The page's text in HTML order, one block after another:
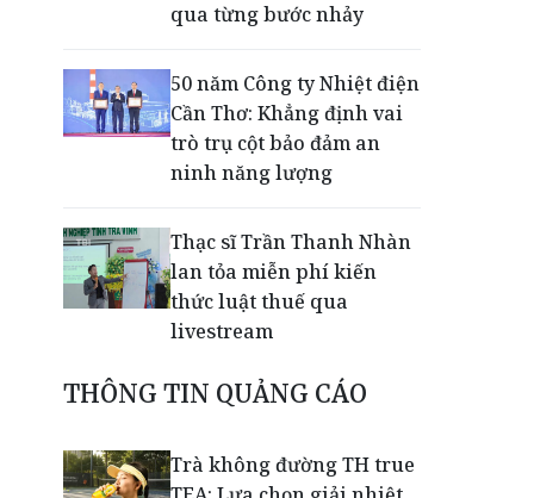
qua từng bước nhảy
50 năm Công ty Nhiệt điện
Cần Thơ: Khẳng định vai
trò trụ cột bảo đảm an
ninh năng lượng
Thạc sĩ Trần Thanh Nhàn
lan tỏa miễn phí kiến
thức luật thuế qua
livestream
Giải mã bộ 3 trụ cột giúp
Top 10 Ngân hàng tư
nhân uy tín
THÔNG TIN QUẢNG CÁO
Trà không đường TH true